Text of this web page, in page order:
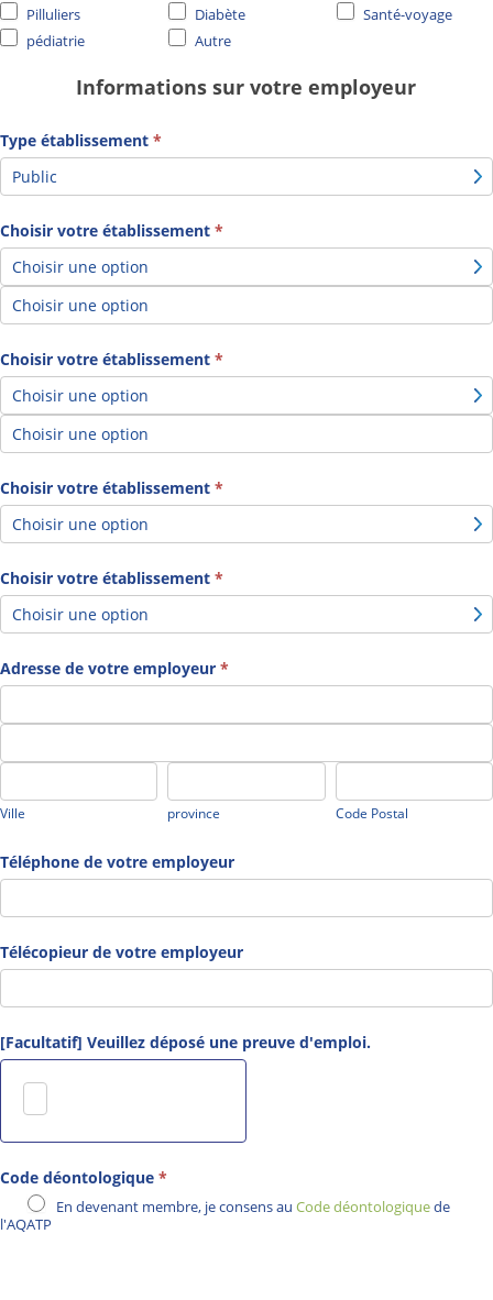
Pilluliers
Diabète
Santé-voyage
pédiatrie
Autre
Informations sur votre employeur
Type établissement *
Choisir votre établissement *
Choisir
votre
établissement
Choisir votre établissement *
Choisir
votre
établissement
Choisir votre établissement *
votre
établissement
Choisir votre établissement *
votre
Adresse de votre employeur *
de
de
employeur
Ville province
Postal
Code Postal
Téléphone de votre employeur
Télécopieur de votre employeur
[Facultatif] Veuillez déposé une preuve d'emploi.
Code déontologique *
En devenant membre, je consens au Code déontologiquede
l'AQATP